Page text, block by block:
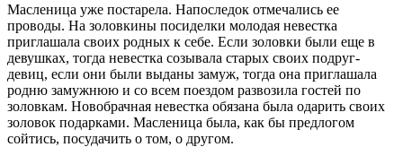
Масленица уже постарела. Напоследок отмечались ее
проводы. На золовкины посиделки молодая невестка
приглашала своих родных к себе. Если золовки были еще в
девушках, тогда невестка созывала старых своих подруг-
девиц, если они были выданы замуж, тогда она приглашала
родню замужнюю и со всем поездом развозила гостей по
золовкам. Новобрачная невестка обязана была одарить своих
золовок подарками. Масленица была, как бы предлогом
сойтись, посудачить о том, о другом.